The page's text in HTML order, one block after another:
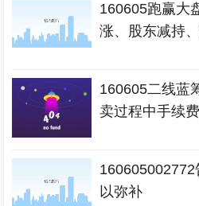
160605跑赢大
涨、股东减持
160605二线蓝
卖过程中手续
以弥补